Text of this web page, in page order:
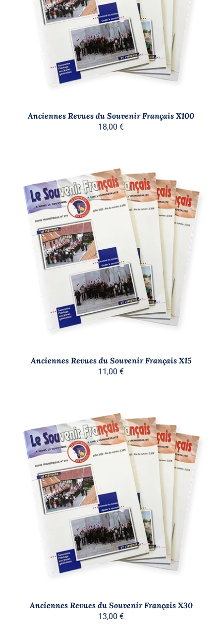
AJOUTER AU PANIER
DÉTAILS
Anciennes Revues du Souvenir Français X100
18,00 €
AJOUTER AU PANIER
DÉTAILS
Anciennes Revues du Souvenir Français X15
11,00 €
AJOUTER AU PANIER
DÉTAILS
Anciennes Revues du Souvenir Français X30
13,00 €